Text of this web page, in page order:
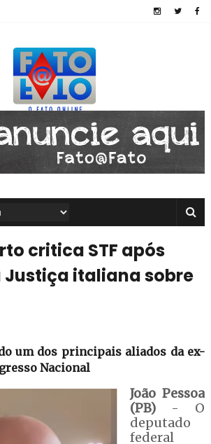
critica STF após
Justiça italiana sobre
um dos principais aliados da ex-
Nacional
João Pessoa
(PB)- O
deputado
federal